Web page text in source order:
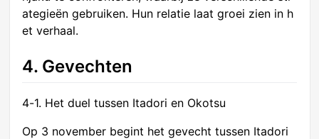
ategieën gebruiken. Hun relatie laat groei zien in h
et verhaal.
4. Gevechten
4-1. Het duel tussen Itadori en Okotsu
Op 3 november begint het gevecht tussen Itadori